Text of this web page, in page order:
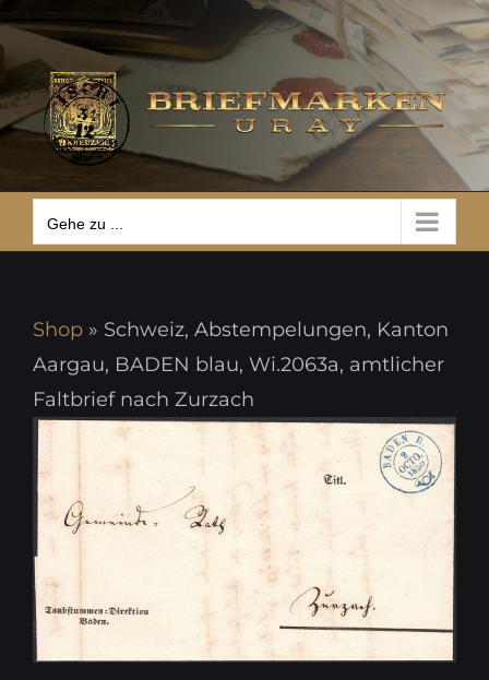
Zum
Inhalt
springen
Gehe zu ...
Gehe zu ...
Shop » Schweiz, Abstempelungen, Kanton
Aargau, BADEN blau, Wi.2063a, amtlicher
Faltbrief nach Zurzach